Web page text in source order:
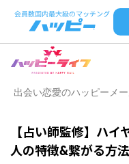
出会い恋愛のハッピーメ
【占い師監修】ハイ
人の特徴&繋がる方法